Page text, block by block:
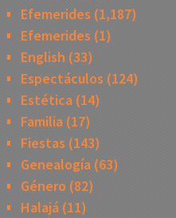
Efemerides (1,187)
Efemerides (1)
English (33)
Espectáculos (124)
Estética(14)
Familia(17)
Fiestas (143)
Genealogía(63)
Género (82)
Halajá(11)